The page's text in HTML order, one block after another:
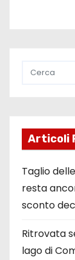
Articoli
Taglio
resta
sconto
Ritrovata
lago di